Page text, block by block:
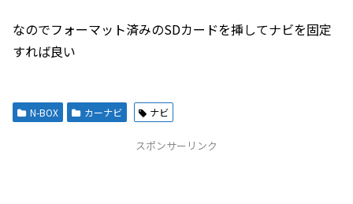
なのでフォーマット済みのSDカードを挿してナビを固定
すれば良い
N-BOX カーナビ ナビ
スポンサーリンク